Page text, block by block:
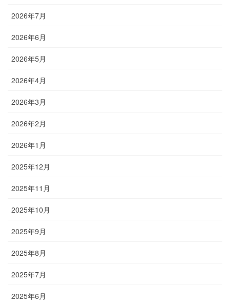
2026年7月
2026年6月
2026年5月
2026年4月
2026年3月
2026年2月
2026年1月
2025年12月
2025年11月
2025年10月
2025年9月
2025年8月
2025年7月
2025年6月